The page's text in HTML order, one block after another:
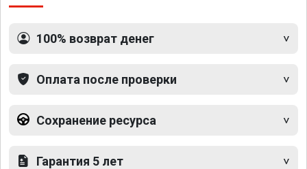
100% возврат денег
Оплата после проверки
Сохранение ресурса
Гарантия 5 лет